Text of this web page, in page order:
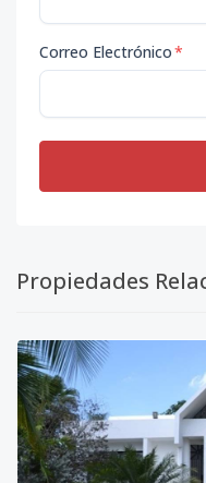
Correo Electrónico*
Propiedades